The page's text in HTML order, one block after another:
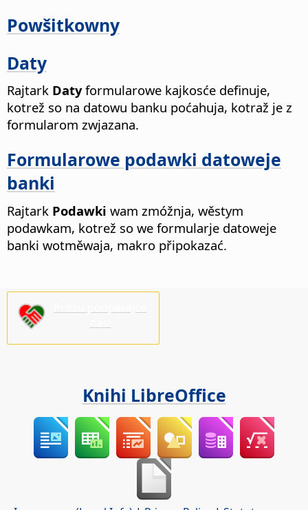
Powšitkowny
Daty
Rajtark Datyformularowe kajkosće definuje,
kotrež so na datowu banku poćahuja, kotraž je z
formularom zwjazana.
Formularowe podawki datoweje
banki
Rajtark Podawki wam zmóžnja, wěstym
podawkam, kotrež so we formularje datoweje
banki wotměwaja, makro připokazać.
Knihi LibreOffice